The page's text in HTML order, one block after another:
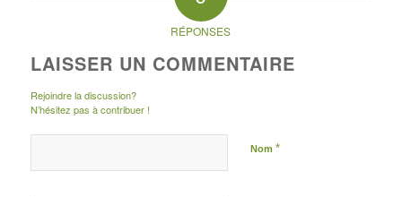
RÉPONSES
LAISSER UN COMMENTAIRE
Rejoindre la discussion?
N’hésitez pas à contribuer !
Nom *